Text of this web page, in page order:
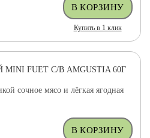
Купить в 1 клик
FUET С/В AMGUSTIA 60Г
сочное мясо и лёгкая ягодная